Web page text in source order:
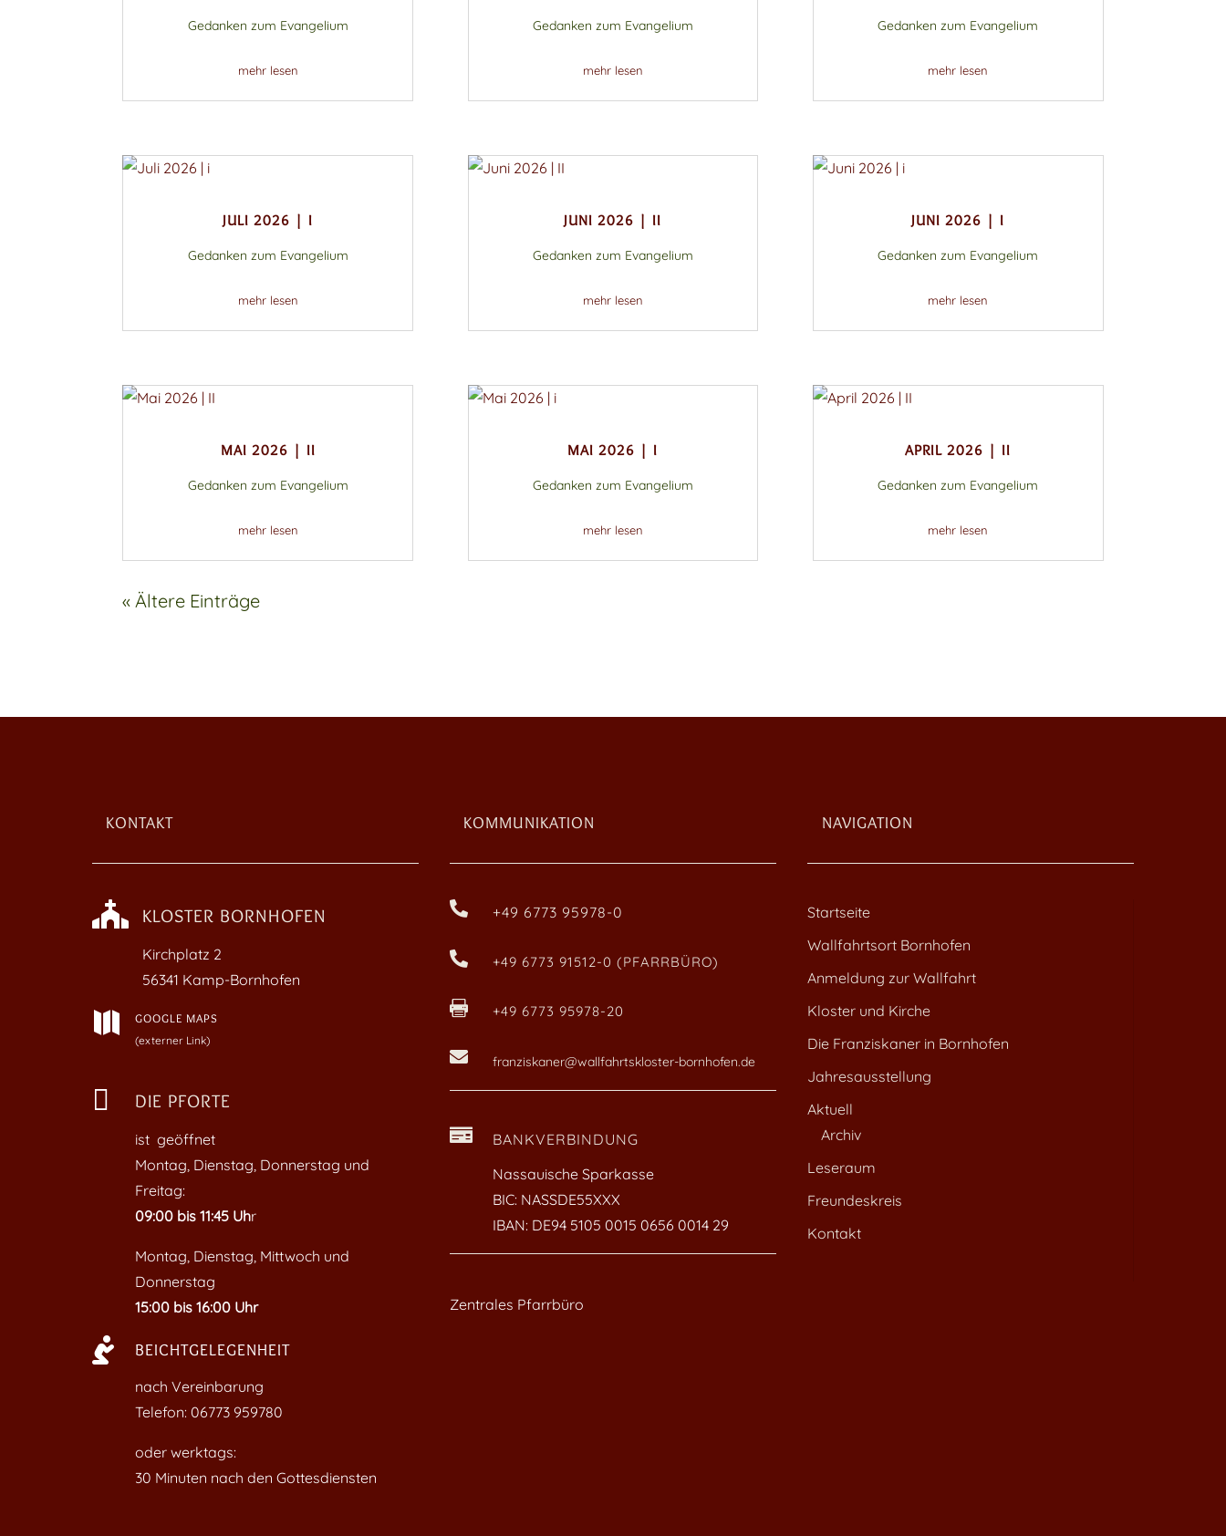
Gedanken zum Evangelium
mehr lesen
JULI 2026 | I
Gedanken zum Evangelium
mehr lesen
MAI 2026 | II
Gedanken zum Evangelium
mehr lesen
Gedanken zum Evangelium
mehr lesen
JUNI 2026 | II
Gedanken zum Evangelium
mehr lesen
MAI 2026 | I
Gedanken zum Evangelium
mehr lesen
Gedanken zum Evangelium
mehr lesen
JUNI 2026 | I
Gedanken zum Evangelium
mehr lesen
APRIL 2026 | II
Gedanken zum Evangelium
mehr lesen
« Ältere Einträge
KONTAKT
 KLOSTER BORNHOFEN
Kirchplatz 2
56341 Kamp-Bornhofen
 GOOGLE MAPS
(externer Link)
 DIE PFORTE
ist geöffnet
Montag, Dienstag, Donnerstag und
Freitag:
09:00 bis 11:45 Uhr
Montag, Dienstag, Mittwoch und
Donnerstag
15:00 bis 16:00 Uhr
 BEICHTGELEGENHEIT
nach Vereinbarung
Telefon: 06773 959780
oder werktags:
30 Minuten nach den Gottesdiensten
KOMMUNIKATION
 +49 6773 95978-0
 +49 6773 91512-0 (PFARRBÜRO)
 +49 6773 95978-20
 franziskaner@wallfahrtskloster-bornhofen.de

BANKVERBINDUNG
Nassauische Sparkasse
BIC: NASSDE55XXX
IBAN: DE94 5105 0015 0656 0014 29
Zentrales Pfarrbüro
NAVIGATION
Startseite
Wallfahrtsort Bornhofen
Anmeldung zur Wallfahrt
Kloster und Kirche
Die Franziskaner in Bornhofen
Jahresausstellung
Aktuell
Archiv
Leseraum
Freundeskreis
Kontakt